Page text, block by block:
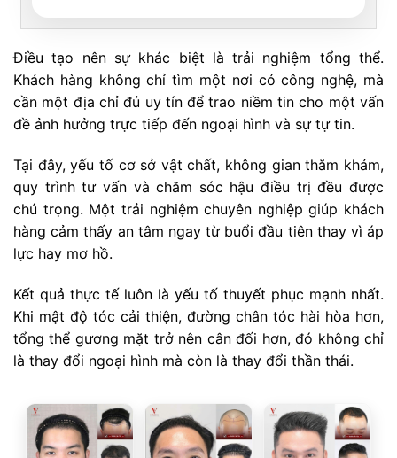
Điều tạo nên sự khác biệt là trải nghiệm tổng thể.
Khách hàng không chỉ tìm một nơi có công nghệ, mà
cần một địa chỉ đủ uy tín để trao niềm tin cho một vấn
đề ảnh hưởng trực tiếp đến ngoại hình và sự tự tin.
Tại đây, yếu tố cơ sở vật chất, không gian thăm khám,
quy trình tư vấn và chăm sóc hậu điều trị đều được
chú trọng. Một trải nghiệm chuyên nghiệp giúp khách
hàng cảm thấy an tâm ngay từ buổi đầu tiên thay vì áp
lực hay mơ hồ.
Kết quả thực tế luôn là yếu tố thuyết phục mạnh nhất.
Khi mật độ tóc cải thiện, đường chân tóc hài hòa hơn,
tổng thể gương mặt trở nên cân đối hơn, đó không chỉ
là thay đổi ngoại hình mà còn là thay đổi thần thái.